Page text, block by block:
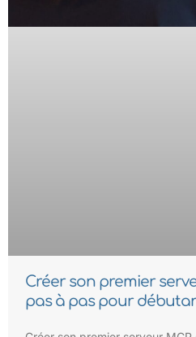
Créer son premier
pas à pas pour